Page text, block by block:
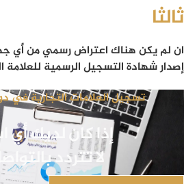
ثالثا
ان لم يكن هناك اعتراض رسمي من أي
إصدار شهادة التسجيل الرسمية للعلامة
تسجيل العلامات التجارية في
إذا كان لديك أي
لا تتردد